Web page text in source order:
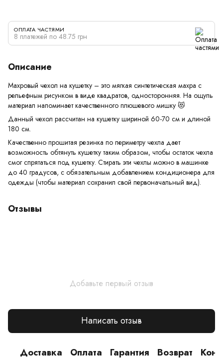
ОПЛАТА ЧАСТЯМИ
8 платежей по 48.75 грн
Описание
Махровый чехол на кушетку – это мягкая синтетическая махра с
рельефным рисунком в виде квадратов, односторонняя. На ощупь
материал напоминает качественного плюшевого мишку 😻
Данный чехол рассчитан на кушетку шириной 60-70 см и длиной
180 см.
Качественно прошитая резинка по периметру чехла дает
возможность обтянуть кушетку таким образом, чтобы остаток чехла
смог спрятаться под кушетку. Стирать эти чехлы можно в машинке
до 40 градусов, с обязательным добавлением кондиционера для
одежды (чтобы материал сохранил свой первоначальный вид).
Отзывы
Добавьте первый отзыв
Написать отзыв
Доставка Оплата Гарантия Возврат